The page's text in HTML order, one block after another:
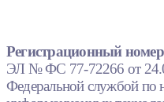
Регистрационный
ЭЛ № ФС 77-72266 от
Федеральной службой по